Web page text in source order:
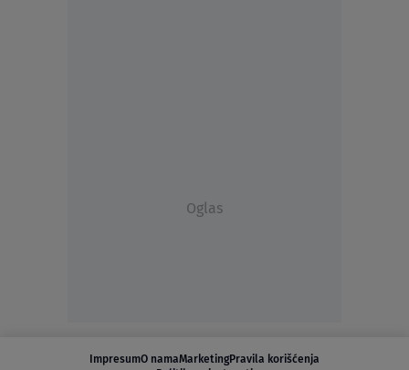
Oglas
ImpresumO namaMarketingPravila korišćenja